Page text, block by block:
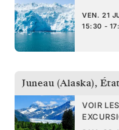
VEN. 21
15:30 -
Juneau (Alaska),
VOIR